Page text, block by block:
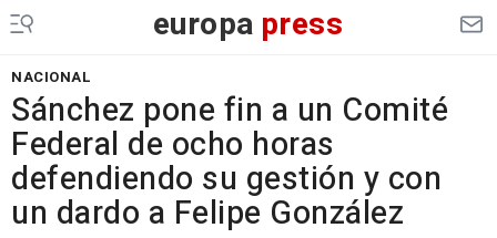
europa press
NACIONAL
Sánchez pone fin a un Comité
Federal de ocho horas
defendiendo su gestión y con
un dardo a Felipe González